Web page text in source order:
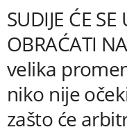
SUDIJE ĆE
OBRAĆATI
velika
niko nije
zašto će